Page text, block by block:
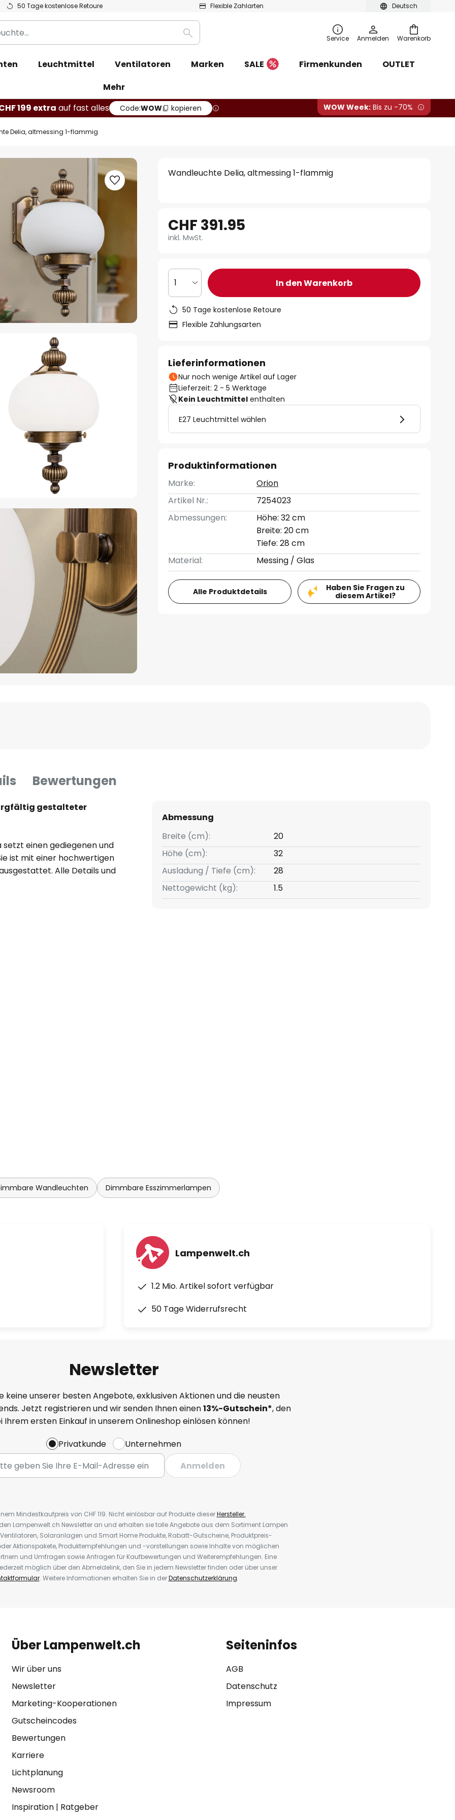
Deutsch
50 Tage kostenlose Retoure Flexible Zahlarten
Warenkorb
Suche Service Anmelden
Leuchtmittel Ventilatoren Marken SALE Firmenkunden
OUTLET
Mehr
199 extra auf fast alles Code:WOW kopieren WOW Week: Bis zu -70%
Delia, altmessing 1-flammig
Wandleuchte Delia, altmessing 1-flammig
CHF 391.95
inkl. MwSt.
1 In den Warenkorb
50 Tage kostenlose Retoure
Flexible Zahlungsarten
Lieferinformationen
Nur noch wenige Artikel auf Lager
Lieferzeit: 2 - 5 Werktage
Kein Leuchtmittel enthalten
E27 Leuchtmittel wählen
Produktinformationen
Marke:
Orion
Artikel Nr.:
7254023
Abmessungen:
Höhe: 32 cm
Breite: 20 cm
Tiefe: 28 cm
Material:
Messing / Glas
Alle Produktdetails
Haben Sie Fragen zu
diesem Artikel?
Bewertungen
gestalteter
einen gediegenen und
ist mit einer hochwertigen
Alle Details und
Abmessung
Breite (cm):
20
Höhe (cm):
32
Ausladung / Tiefe (cm):
28
Nettogewicht (kg):
1.5
Wandleuchten Dimmbare Esszimmerlampen
Lampenwelt.ch
1.2 Mio. Artikel sofort verfügbar
50 Tage Widerrufsrecht
Newsletter
keine unserer besten Angebote, exklusiven Aktionen und die neusten
Jetzt registrieren und wir senden Ihnen einen13%-Gutschein*, den
Ihrem ersten Einkauf in unserem Onlineshop einlösen können!
Privatkunde
Unternehmen
Anmelden
Mindestkaufpreis von CHF 119. Nicht einlösbar auf Produkte dieserHersteller.
Lampenwelt.ch Newsletter an und erhalten sie tolle Angebote aus dem Sortiment Lampen
Solaranlagen und Smart Home Produkte, Rabatt-Gutscheine, Produktpreis-
Aktionspakete, Produktempfehlungen und -vorstellungen sowie Inhalte von möglichen
und Umfragen sowie Anfragen für Kaufbewertungen und Weiterempfehlungen. Eine
möglich über den Abmeldelink, den Sie in jedem Newsletter finden oder über unser
. Weitere Informationen erhalten Sie in derDatenschutzerklärung.
Über Lampenwelt.ch
Wir über uns
Newsletter
Marketing-Kooperationen
Gutscheincodes
Bewertungen
Karriere
Lichtplanung
Newsroom
Inspiration| Ratgeber
Seiteninfos
AGB
Datenschutz
Impressum